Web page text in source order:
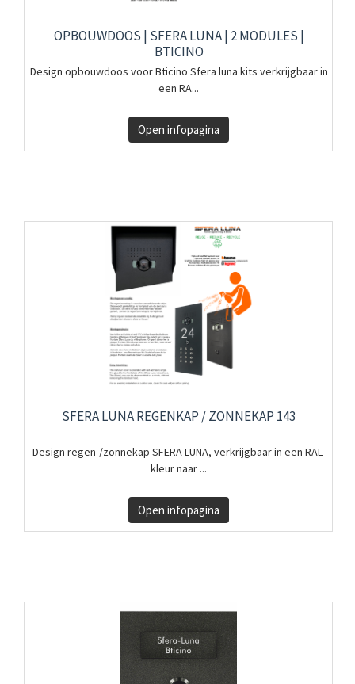
OPBOUWDOOS | SFERA LUNA | 2 MODULES |
BTICINO
Design opbouwdoos voor Bticino Sfera luna kits verkrijgbaar in
een RA...
Open infopagina
SFERA LUNA REGENKAP / ZONNEKAP 143
Design regen-/zonnekap SFERA LUNA, verkrijgbaar in een RAL-
kleur naar ...
Open infopagina